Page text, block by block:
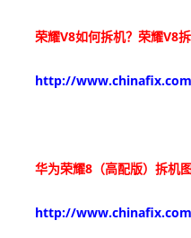
荣耀V8如何拆机？荣耀V8拆
http://www.chinafix.com/
华为荣耀8（高配版）拆机
http://www.chinafix.com/